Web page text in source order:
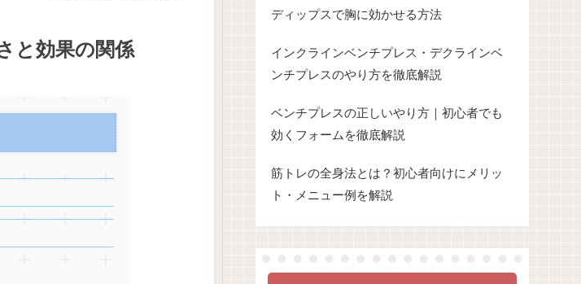
と効果の関係
ディップスで胸に効かせる方法
インクラインベンチプレス・デクラインベ
ンチプレスのやり方を徹底解説
ベンチプレスの正しいやり方｜初心者でも
効くフォームを徹底解説
筋トレの全身法とは？初心者向けにメリッ
ト・メニュー例を解説